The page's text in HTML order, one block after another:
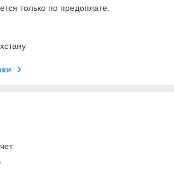
только по предоплате.